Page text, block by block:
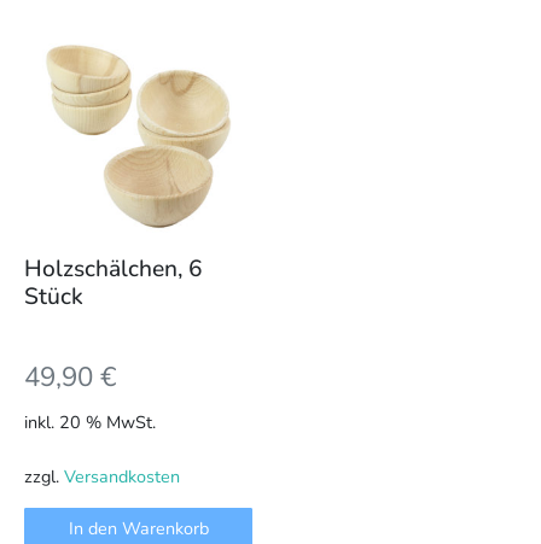
Holzschälchen, 6
Stück
49,90€
inkl. 20 % MwSt.
zzgl. Versandkosten
In den Warenkorb